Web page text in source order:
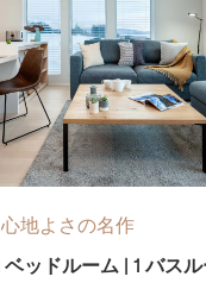
地よさの名作
ッドルーム | 1 バス